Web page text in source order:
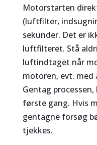
Motorstarten
(luftfilter,
sekunder. Det er
luftfilteret. Stå
luftindtaget når
motoren, evt. med
Gentag
første gang. Hvis
gentagne forsøg
tjekkes.